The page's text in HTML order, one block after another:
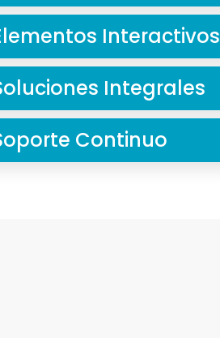
Interactivos
Integrales
Continuo